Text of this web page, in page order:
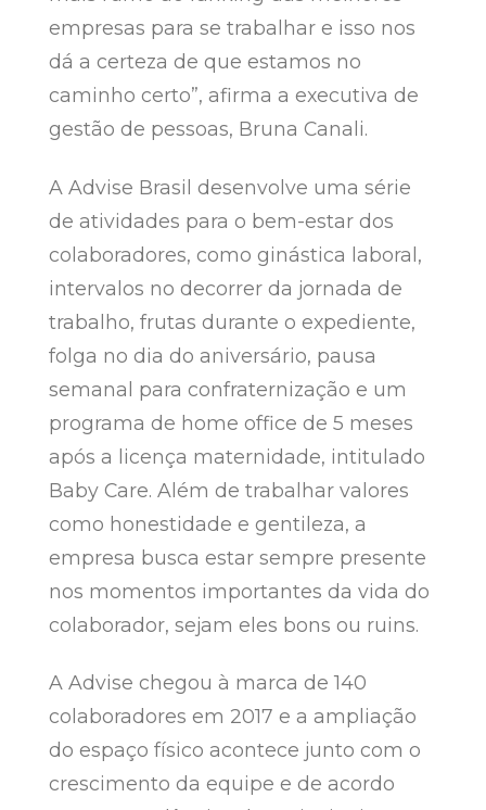
empresas para se trabalhar e isso nos
dá a certeza de que estamos no
caminho certo”, afirma a executiva de
gestão de pessoas, Bruna Canali.
A Advise Brasil desenvolve uma série
de atividades para o bem-estar dos
colaboradores, como ginástica laboral,
intervalos no decorrer da jornada de
trabalho, frutas durante o expediente,
folga no dia do aniversário, pausa
semanal para confraternização e um
programa de home office de 5 meses
após a licença maternidade, intitulado
Baby Care. Além de trabalhar valores
como honestidade e gentileza, a
empresa busca estar sempre presente
nos momentos importantes da vida do
colaborador, sejam eles bons ou ruins.
A Advise chegou à marca de 140
colaboradores em 2017 e a ampliação
do espaço físico acontece junto com o
crescimento da equipe e de acordo